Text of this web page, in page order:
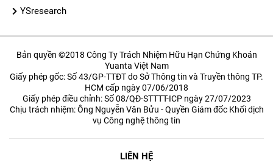
YSresearch
Bản quyền ©2018 Công Ty Trách Nhiệm Hữu Hạn Chứng Khoán
Yuanta Việt Nam
Giấy phép gốc: Số 43/GP-TTĐT do Sở Thông tin và Truyền thông TP.
HCM cấp ngày 07/06/2018
Giấy phép điều chỉnh: Số 08/QĐ-STTTT-ICP ngày 27/07/2023
Chịu trách nhiệm: Ông Nguyễn Văn Bửu - Quyền Giám đốc Khối dịch
vụ Công nghệ thông tin
LIÊN HỆ